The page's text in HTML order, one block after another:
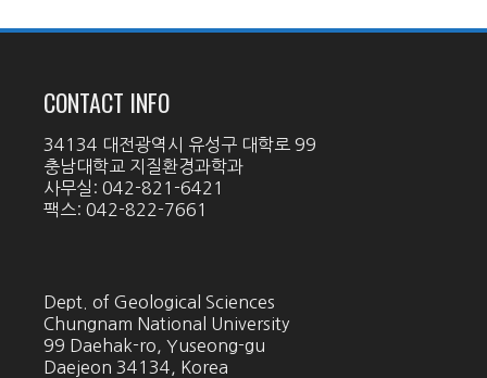
CONTACT INFO
34134 대전광역시 유성구 대학로 99
충남대학교 지질환경과학과
사무실: 042-821-6421
팩스: 042-822-7661
Dept. of Geological Sciences
Chungnam National University
99 Daehak-ro, Yuseong-gu
Daejeon 34134, Korea